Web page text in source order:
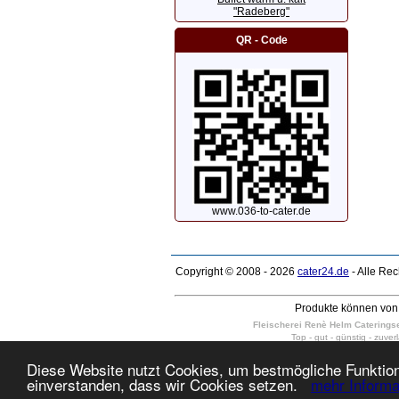
Diese Website nutzt Cookies, um bestmögliche
einverstanden, dass wir Cookies setzen.mehr
"Radeberg"
QR - Code
www.036-to-cater.de
Copyright © 2008 - 2026 cater24.de - Alle
Produkte können
Fleischerei Renè Helm
Top - gut - günstig -
10 - 400 Personen in Dresden
täglich auch am Sonntag und